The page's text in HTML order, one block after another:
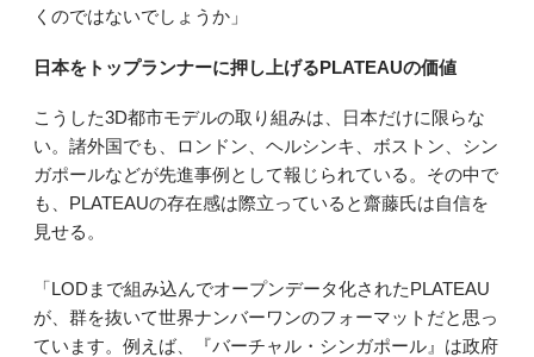
くのではないでしょうか」
日本をトップランナーに押し上げるPLATEAUの価値
こうした3D都市モデルの取り組みは、日本だけに限らな
い。諸外国でも、ロンドン、ヘルシンキ、ボストン、シン
ガポールなどが先進事例として報じられている。その中で
も、PLATEAUの存在感は際立っていると齋藤氏は自信を
見せる。
「LODまで組み込んでオープンデータ化されたPLATEAU
が、群を抜いて世界ナンバーワンのフォーマットだと思っ
ています。例えば、『バーチャル・シンガポール』は政府